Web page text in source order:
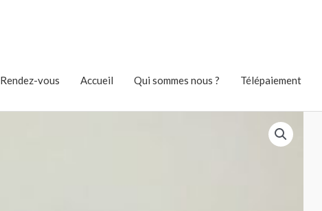
Rendez-vous Accueil Qui sommes nous ? Télépaiement